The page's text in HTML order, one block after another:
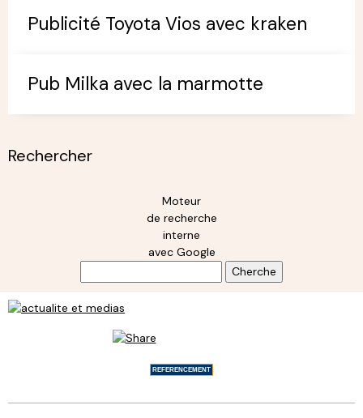
Publicité Toyota Vios avec kraken
Pub Milka avec la marmotte
Rechercher
Moteur
de recherche
interne
avec Google
REFERENCEMENT